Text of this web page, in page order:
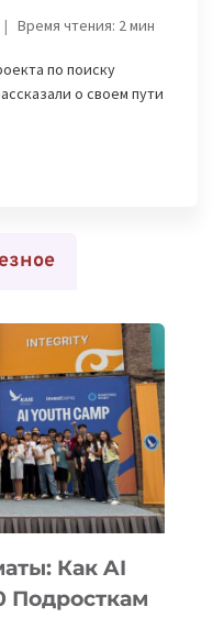
Время чтения: 2мин
по поиску
о своем пути
Как AI
Подросткам